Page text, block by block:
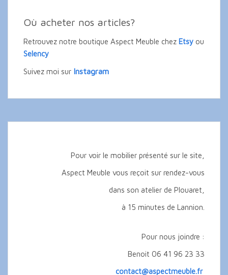
Où acheter nos articles?
Retrouvez notre boutique Aspect Meuble chez Etsy ou
Selency
Suivez moi sur Instagram
Pour voir le mobilier présenté sur le site,
Aspect Meuble vous reçoit sur rendez-vous
dans son atelier de Plouaret,
à 15 minutes de Lannion.
Pour nous joindre :
Benoit 06 41 96 23 33
contact@aspectmeuble.fr